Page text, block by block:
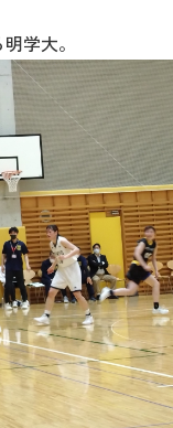
学大。